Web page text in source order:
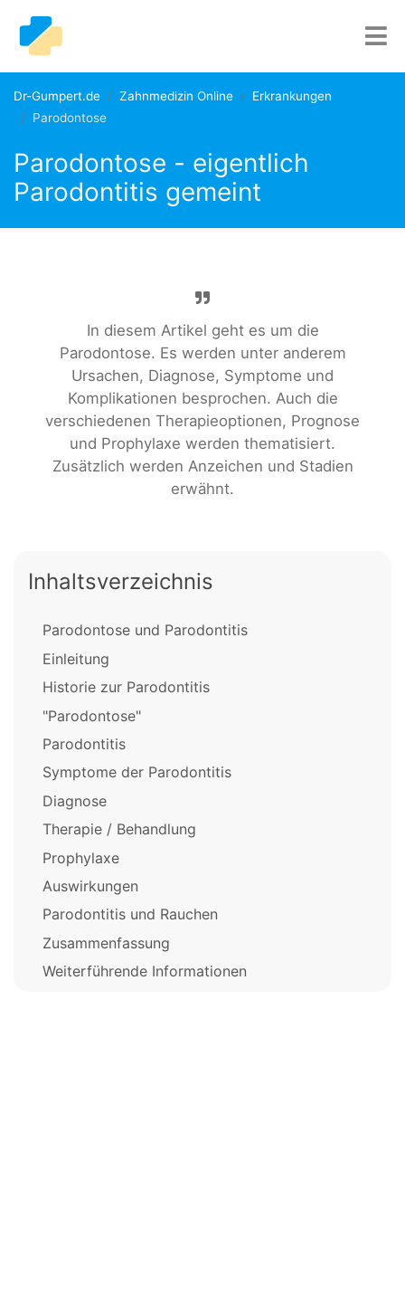
Dr-Gumpert.de Zahnmedizin Online
Erkrankungen
Parodontose
Parodontose - eigentlich
Parodontitis gemeint
In diesem Artikel geht es um die
Parodontose. Es werden unter anderem
Ursachen, Diagnose, Symptome und
Komplikationen besprochen. Auch die
verschiedenen Therapieoptionen, Prognose
und Prophylaxe werden thematisiert.
Zusätzlich werden Anzeichen und Stadien
erwähnt.
Inhaltsverzeichnis
Parodontose und Parodontitis
Einleitung
Historie zur Parodontitis
"Parodontose"
Parodontitis
Symptome der Parodontitis
Diagnose
Therapie / Behandlung
Prophylaxe
Auswirkungen
Parodontitis und Rauchen
Zusammenfassung
Weiterführende Informationen